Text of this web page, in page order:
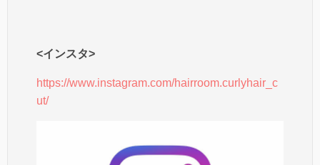
<インスタ>
https://www.instagram.com/hairroom.curlyhair_c
ut/